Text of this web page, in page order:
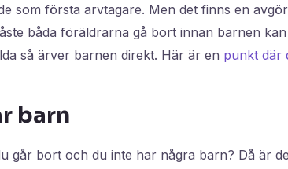
som första arvtagare. Men det finns en
båda föräldrarna gå bort innan barnen
så ärver barnen direkt. Här är en punkt där
barn
går bort och du inte har några barn? Då är